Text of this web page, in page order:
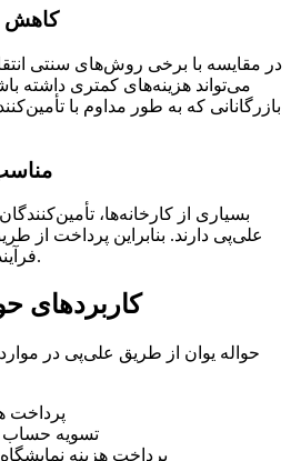
3.
در مقایسه با برخی روش‌های سنتی
می‌تواند هزینه‌های کمتری داشته
بازرگانانی که به طور مداوم با
4.
بسیاری از کارخانه‌ها،
علی‌پی دارند. بنابراین پرداخت از
فرآیند خرید و ارسال کالا می‌شود.
کاربردهای
حواله یوان از طریق علی‌پی در
پرداخت
تسویه حساب
پرداخت هزینه